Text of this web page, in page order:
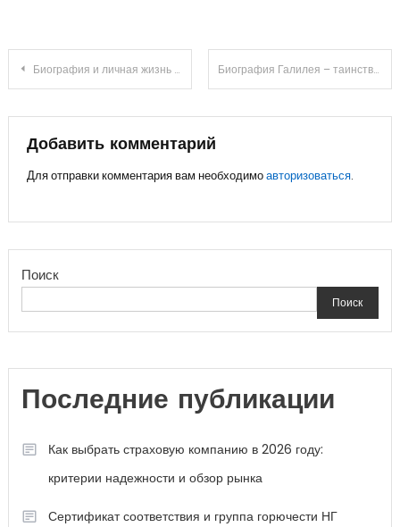
Навигация
по
записям
Биография и личная жизнь Орловой любви — дети, достижения, семейные радости Биография Галилея – таинственный путь великого ученого от счастливого детства до революционных научных открытий
Добавить комментарий
Для отправки комментария вам необходимоавторизоваться.
Поиск
Поиск
Последние публикации
Как выбрать страховую компанию в 2026 году:
критерии надежности и обзор рынка
Сертификат соответствия и группа горючести НГ